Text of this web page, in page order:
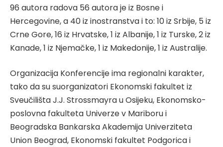
96 autora radova 56 autora je iz Bosne i
Hercegovine, a 40 iz inostranstva i to: 10 iz Srbije, 5 iz
Crne Gore, 16 iz Hrvatske, 1 iz Albanije, 1 iz Turske, 2 iz
Kanade, 1 iz Njemačke, 1 iz Makedonije, 1 iz Australije.
Organizacija Konferencije ima regionalni karakter,
tako da su suorganizatori Ekonomski fakultet iz
Sveučilišta J.J. Strossmayra u Osijeku, Ekonomsko-
poslovna fakulteta Univerze v Mariboru i
Beogradska Bankarska Akademija Univerziteta
Union Beograd, Ekonomski fakultet Podgorica i